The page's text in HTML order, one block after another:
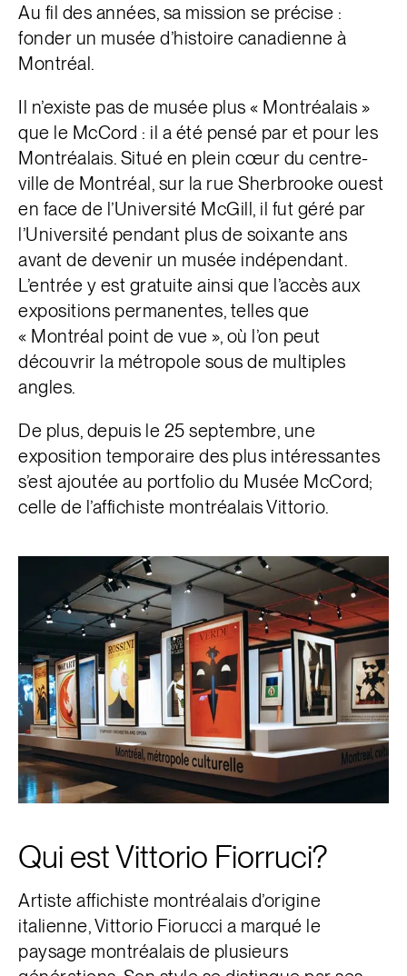
Au fil des années, sa mission se précise :
fonder un musée d’histoire canadienne à
Montréal.
Il n’existe pas de musée plus « Montréalais »
que le McCord : il a été pensé par et pour les
Montréalais. Situé en plein cœur du centre-
ville de Montréal, sur la rue Sherbrooke ouest
en face de l’Université McGill, il fut géré par
l’Université pendant plus de soixante ans
avant de devenir un musée indépendant.
L’entrée y est gratuite ainsi que l’accès aux
expositions permanentes, telles que
« Montréal point de vue », où l’on peut
découvrir la métropole sous de multiples
angles.
De plus, depuis le 25 septembre, une
exposition temporaire des plus intéressantes
s’est ajoutée au portfolio du Musée McCord;
celle de l’affichiste montréalaisVittorio.
Qui est Vittorio Fiorruci?
Artiste affichiste montréalais d’origine
italienne, Vittorio Fiorucci a marqué le
paysage montréalais de plusieurs